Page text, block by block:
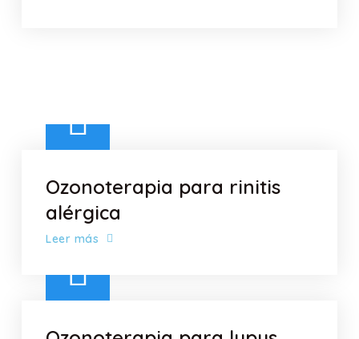
Ozonoterapia para rinitis
alérgica
Leer más